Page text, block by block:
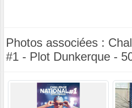
Photos associées :
#1 - Plot Dunkerque -